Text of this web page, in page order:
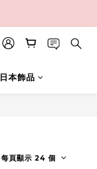
日本飾品
每頁顯示 24 個